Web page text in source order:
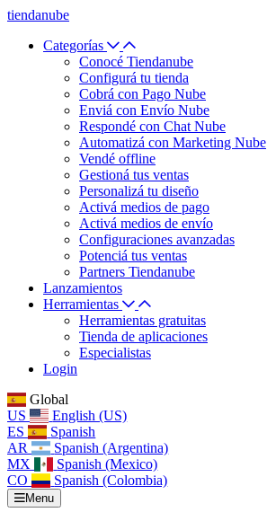
tiendanube
Categorías
Conocé Tiendanube
Configurá tu tienda
Cobrá con Pago Nube
Enviá con Envío Nube
Respondé con Chat Nube
Automatizá con Marketing Nube
Vendé offline
Gestioná tus ventas
Personalizá tu diseño
Activá medios de pago
Activá medios de envío
Configuraciones avanzadas
Potenciá tus ventas
Partners Tiendanube
Lanzamientos
Herramientas
Herramientas gratuitas
Tienda de aplicaciones
Especialistas
Login
Global
US
English (US)
ES
Spanish
AR
Spanish (Argentina)
MX
Spanish (Mexico)
CO
Spanish (Colombia)
Menu